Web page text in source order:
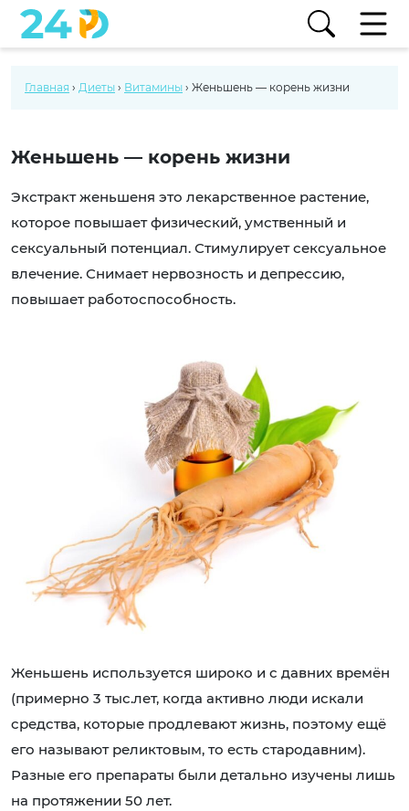
Главная › Диеты › Витамины › Женьшень — корень жизни
Женьшень — корень жизни
Экстракт женьшеня это лекарственное растение,
которое повышает физический, умственный и
сексуальный потенциал. Стимулирует сексуальное
влечение. Снимает нервозность и депрессию,
повышает работоспособность.
Женьшень используется широко и с давних времён
(примерно 3 тыс.лет, когда активно люди искали
средства, которые продлевают жизнь, поэтому ещё
его называют реликтовым, то есть стародавним).
Разные его препараты были детально изучены лишь
на протяжении 50 лет.